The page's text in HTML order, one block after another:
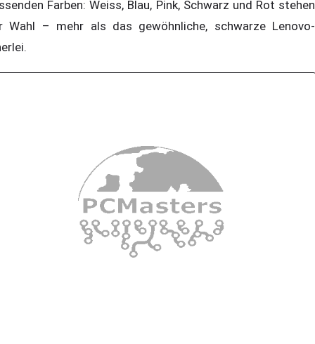
Farben: Weiss, Blau, Pink, Schwarz und Rot stehen
Wahl – mehr als das gewöhnliche, schwarze Lenovo-